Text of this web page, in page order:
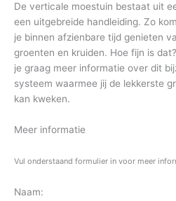
De verticale moestuin bestaat uit
een uitgebreide handleiding. Zo
je binnen afzienbare tijd genieten
groenten en kruiden. Hoe fijn is
je graag meer informatie over dit
systeem waarmee jij de lekkerste
kan kweken.
Meer informatie
Vul onderstaand formulier in voor meer
Naam: